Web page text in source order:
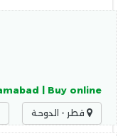
| Buy online
قطر - الدوحة